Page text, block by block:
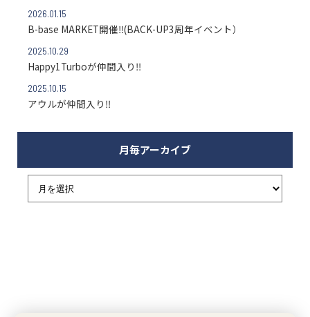
2026.01.15
B-base MARKET開催‼(BACK-UP3周年イベント）
2025.10.29
Happy1Turboが仲間入り‼
2025.10.15
アウルが仲間入り‼
月毎アーカイブ